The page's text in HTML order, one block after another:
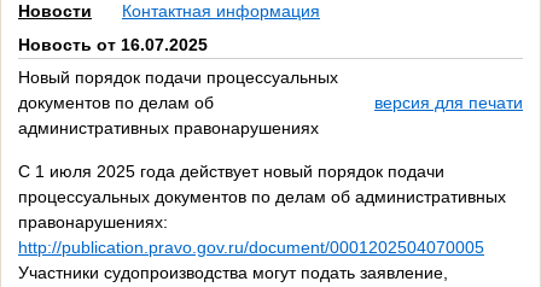
Новости
Контактная информация
Новость от 16.07.2025
Новый порядок подачи процессуальных
документов по делам об
административных правонарушениях
версия для печати
С 1 июля 2025 года действует новый порядок подачи
процессуальных документов по делам об административных
правонарушениях:
http://publication.pravo.gov.ru/document/0001202504070005
Участники судопроизводства могут подать заявление,